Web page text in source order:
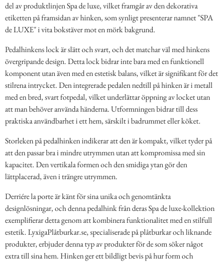
del av produktlinjen Spa de luxe, vilket framgår av den dekorativa
etiketten på framsidan av hinken, som synligt presenterar namnet "SPA
de LUXE" i vita bokstäver mot en mörk bakgrund.
Pedalhinkens lock är slätt och svart, och det matchar väl med hinkens
övergripande design. Detta lock bidrar inte bara med en funktionell
komponent utan även med en estetisk balans, vilket är signifikant för det
stilrena intrycket. Den integrerade pedalen nedtill på hinken är i metall
med en bred, svart fotpedal, vilket underlättar öppning av locket utan
att man behöver använda händerna. Utformningen bidrar till dess
praktiska användbarhet i ett hem, särskilt i badrummet eller köket.
Storleken på pedalhinken indikerar att den är kompakt, vilket tyder på
att den passar bra i mindre utrymmen utan att kompromissa med sin
kapacitet. Den vertikala formen och den smidiga ytan gör den
lättplacerad, även i trängre utrymmen.
Derriére la porte är känt för sina unika och genomtänkta
designlösningar, och denna pedalhink från deras Spa de luxe-kollektion
exemplifierar detta genom att kombinera funktionalitet med en stilfull
estetik. LyxigaPlåtburkar.se, specialiserade på plåtburkar och liknande
produkter, erbjuder denna typ av produkter för de som söker något
extra till sina hem. Hinken ger ett bildligt bevis på hur form och